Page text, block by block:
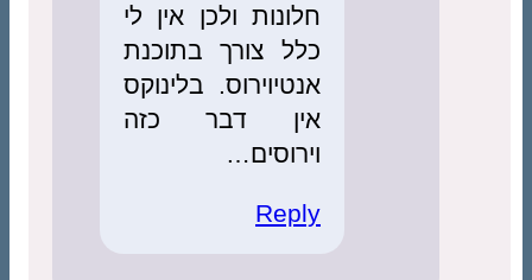
חלונות ולכן אין לי
כלל צורך בתוכנת
אנטיוירוס. בלינוקס
אין דבר כזה
וירוסים…
Reply